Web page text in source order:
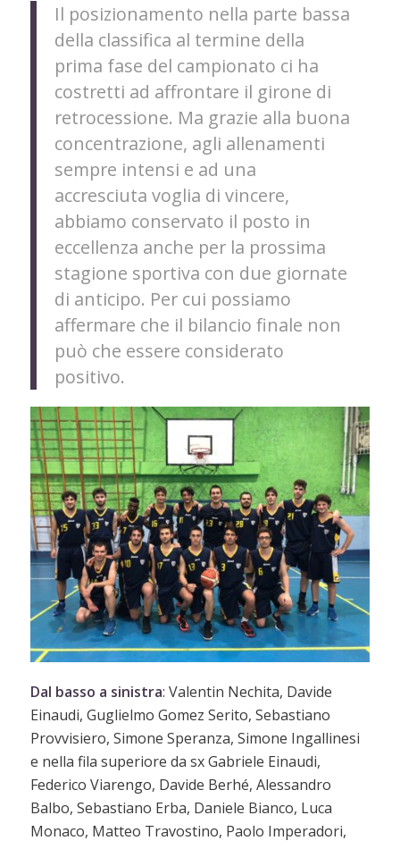
Il posizionamento nella parte bassa
della classifica al termine della
prima fase del campionato ci ha
costretti ad affrontare il girone di
retrocessione. Ma grazie alla buona
concentrazione, agli allenamenti
sempre intensi e ad una
accresciuta voglia di vincere,
abbiamo conservato il posto in
eccellenza anche per la prossima
stagione sportiva con due giornate
di anticipo. Per cui possiamo
affermare che il bilancio finale non
può che essere considerato
positivo.
Dal basso a sinistra: Valentin Nechita, Davide
Einaudi, Guglielmo Gomez Serito, Sebastiano
Provvisiero, Simone Speranza, Simone Ingallinesi
e nella fila superiore da sx Gabriele Einaudi,
Federico Viarengo, Davide Berhé, Alessandro
Balbo, Sebastiano Erba, Daniele Bianco, Luca
Monaco, Matteo Travostino, Paolo Imperadori,